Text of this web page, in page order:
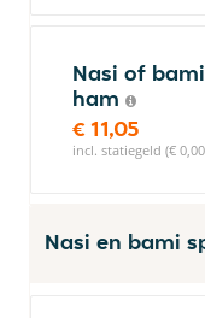
Nasi of
ham
€ 11,05
incl. statiegeld (€
Nasi en bami